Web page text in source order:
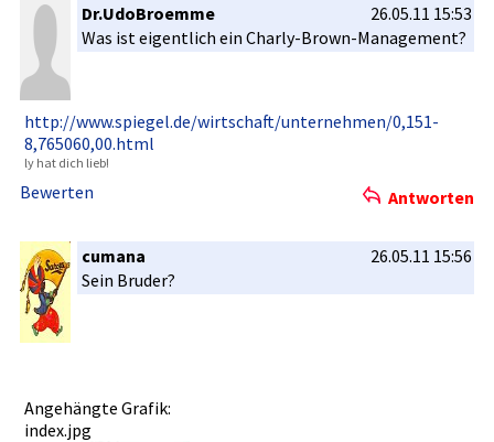
Dr.UdoBroemme
26.05.11 15:53
Was ist eigentlich­ ein Charly-Bro­wn-Managem­ent?
http://www­.spiegel.d­e/wirtscha­ft/unterne­hmen/0,151­
8,765060,0­0.html
ly hat dich lieb!
Bewerten Antworten
cumana
26.05.11 15:56
Sein Bruder?
Angehängte Grafik:
index.jpg